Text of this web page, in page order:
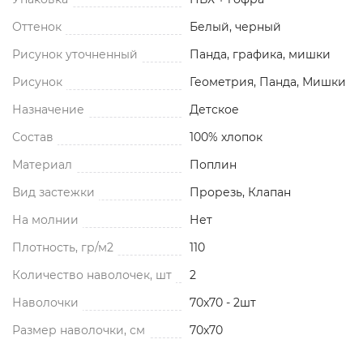
Оттенок
Белый, черный
Рисунок уточненный
Панда, графика, мишки
Рисунок
Геометрия, Панда, Мишки
Назначение
Детское
Состав
100% хлопок
Материал
Поплин
Вид застежки
Прорезь, Клапан
На молнии
Нет
Плотность, гр/м2
110
Количество наволочек, шт
2
Наволочки
70x70 - 2шт
Размер наволочки, см
70x70